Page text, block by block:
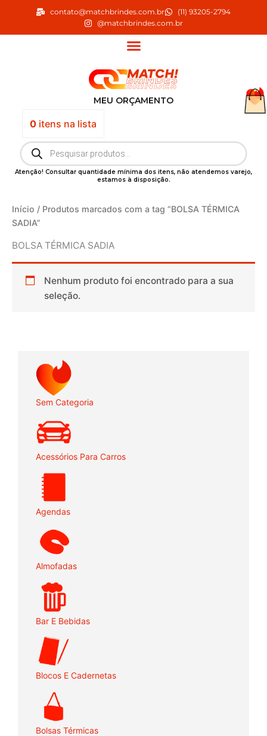
o
contato@matchbrindes.com.br
(11) 93205-2794
@matchbrindes.com.br
MEU ORÇAMENTO
0itens na lista
Pesquisar
produtos
Atenção! Consultar quantidade mínima dos itens, não atendemos varejo,
estamos à disposição.
Sem Categoria
Acessórios Para Carros
Agendas
Almofadas
Bar E Bebidas
Blocos E Cadernetas
Bolsas Térmicas
Início / Produtos marcados com a tag “BOLSA TÉRMICA
SADIA”
BOLSA TÉRMICA SADIA
Nenhum produto foi encontrado para a sua
seleção.